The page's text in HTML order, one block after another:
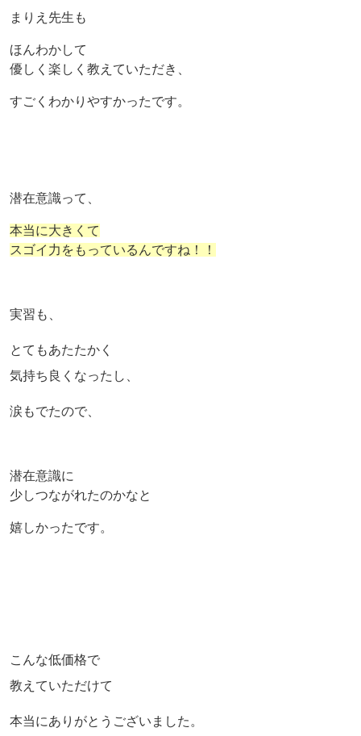
まりえ先生も
ほんわかして
優しく楽しく教えていただき、
すごくわかりやすかったです。
潜在意識って、
本当に大きくて
スゴイ力をもっているんですね！！
実習も、
とてもあたたかく
気持ち良くなったし、
涙もでたので、
潜在意識に
少しつながれたのかなと
嬉しかったです。
こんな低価格で
教えていただけて
本当にありがとうございました。